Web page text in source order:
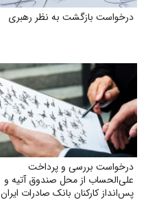
درخواست بازگشت به نظر رهبری
درخواست بررسی و پرداخت
علی‌الحساب از محل صندوق آتیه و
پس‌انداز کارکنان بانک صادرات ایران